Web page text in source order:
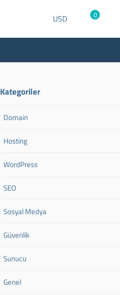
USD 0
Kategoriler
Domain
Hosting
WordPress
SEO
Sosyal Medya
Güvenlik
Sunucu
Genel